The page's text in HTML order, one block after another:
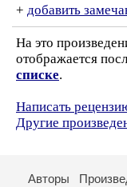
+ добавить
На это
отображается
списке.
Написать
Другие
Авторы